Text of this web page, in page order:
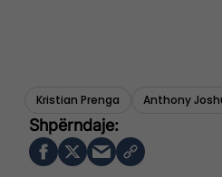
Kristian Prenga Anthony